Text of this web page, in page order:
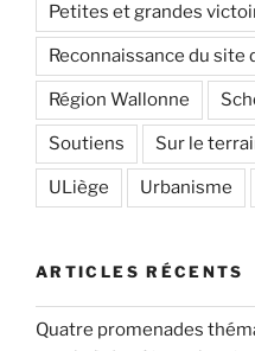
Petites et grandes
Reconnaissance du site
Région Wallonne
Soutiens Sur le
ULiège Urbanisme
ARTICLES RÉCENTS
Quatre promenades